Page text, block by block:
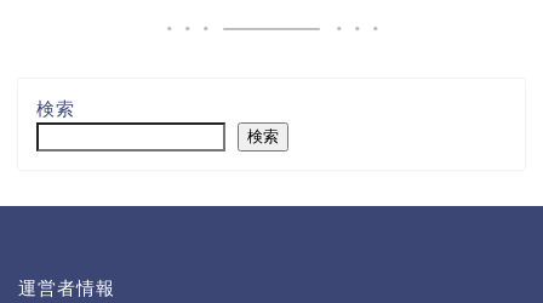
検索
検索
運営者情報